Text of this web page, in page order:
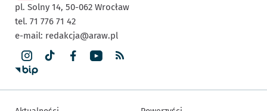
pl. Solny 14, 50-062 Wrocław
tel. 71 776 71 42
e-mail: redakcja@araw.pl